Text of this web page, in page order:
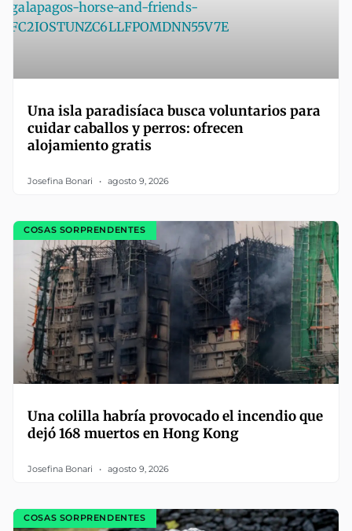
Una isla paradisíaca busca voluntarios para
cuidar caballos y perros: ofrecen
alojamiento gratis
Josefina Bonari agosto 9, 2026
COSAS SORPRENDENTES
Una colilla habría provocado el incendio que
dejó 168 muertos en Hong Kong
Josefina Bonari agosto 9, 2026
COSAS SORPRENDENTES